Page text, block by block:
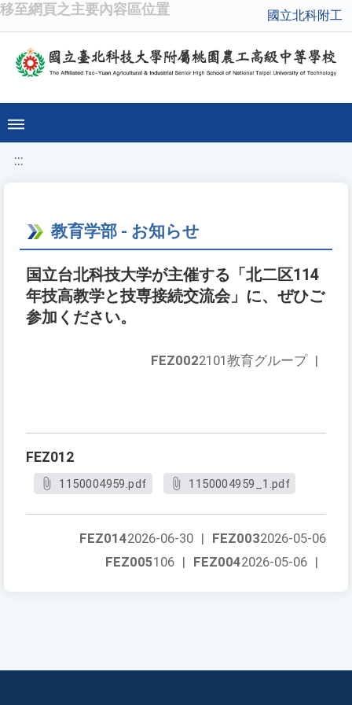
移至網頁之主要內容區位置 國立北科附工
:::
教育学部 - お知らせ
国立台北科技大学が主催する「北二区114
年技高教学と技専接続交流会」に、ぜひご
参加ください。
FEZ0022101教育グループ |
FEZ012
1150004959.pdf 1150004959_1.pdf
FEZ0032026-05-06
FEZ0142026-06-30 |
FEZ0042026-05-06 |
FEZ005106 |